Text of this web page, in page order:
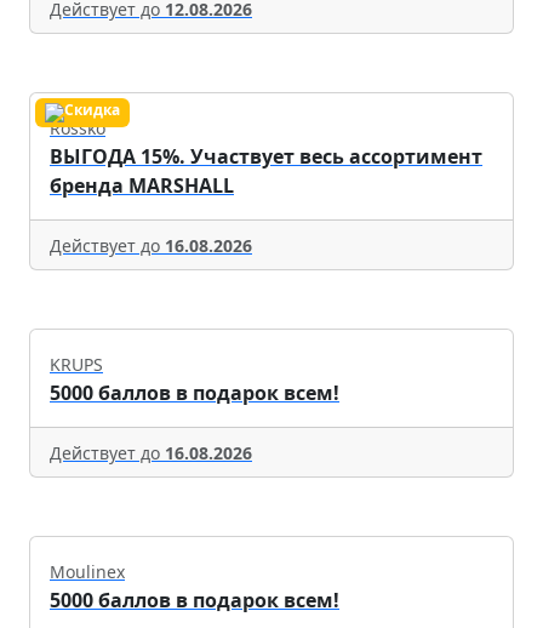
Действует до 12.08.2026
Rossko
ВЫГОДА 15%. Участвует весь ассортимент
бренда MARSHALL
Действует до 16.08.2026
KRUPS
5000 баллов в подарок всем!
Действует до 16.08.2026
Moulinex
5000 баллов в подарок всем!